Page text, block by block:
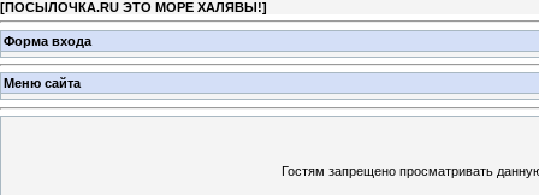
[ПОСЫЛОЧКА.RU ЭТО МОРЕ ХАЛЯВЫ!]
Форма входа
Меню сайта
Гостям запрещено просматривать